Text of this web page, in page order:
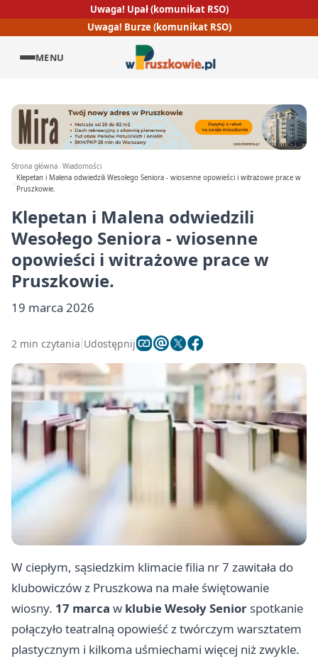
Uwaga! Upał (komunikat RSO)
Uwaga! Burze (komunikat RSO)
MENU
Strona główna Wiadomości
Klepetan i Malena odwiedzili Wesołego Seniora - wiosenne opowieści i witrażowe prace w
Pruszkowie.
Klepetan i Malena odwiedzili
Wesołego Seniora - wiosenne
opowieści i witrażowe prace w
Pruszkowie.
19 marca 2026
2 min czytania Udostępnij
W ciepłym, sąsiedzkim klimacie filia nr 7 zawitała do
klubowiczów z Pruszkowa na małe świętowanie
wiosny. 17 marca w klubie Wesoły Senior spotkanie
połączyło teatralną opowieść z twórczym warsztatem
plastycznym i kilkoma uśmiechami więcej niż zwykle.